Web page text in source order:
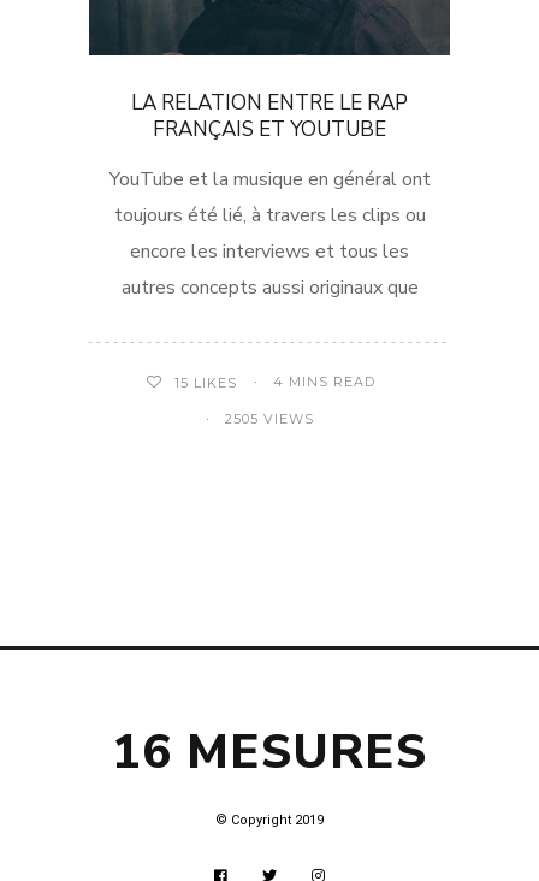
LA RELATION ENTRE LE RAP
FRANÇAIS ET YOUTUBE
YouTube et la musique en général ont
toujours été lié, à travers les clips ou
encore les interviews et tous les
autres concepts aussi originaux que
15 LIKES 4 MINS READ
2505 VIEWS
© Copyright 2019
16 MESURES